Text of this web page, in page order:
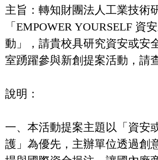
主旨：轉知財團法人工業技術
「EMPOWER YOURSELF 資
動」，請貴校具研究資安或安
室踴躍參與新創提案活動，請
說明：
一、本活動提案主題以「資安
護」為優先，主辦單位透過創